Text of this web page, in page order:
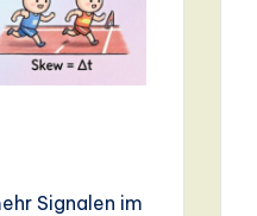
Signalen im